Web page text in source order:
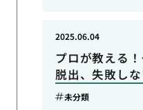
プロが教える
脱出、失敗し
2025.06.04
未分類